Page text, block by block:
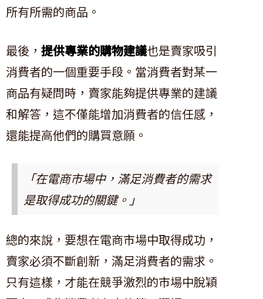
所有所需的商品。
最後， 提供專業的購物建議也是賣家吸引
消費者的一個重要手段。當消費者對某一
商品有疑問時，賣家能夠提供專業的建議
和解答，這不僅能增加消費者的信任感，
還能提高他們的購買意願。
「在電商市場中，滿足消費者的需求
是取得成功的關鍵。」
總的來說，要想在電商市場中取得成功，
賣家必須不斷創新，滿足消費者的需求。
只有這樣，才能在競爭激烈的市場中脫穎